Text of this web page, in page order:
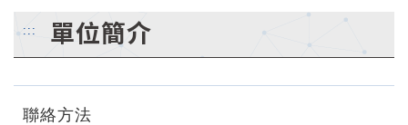
::: 單位簡介
聯絡方法